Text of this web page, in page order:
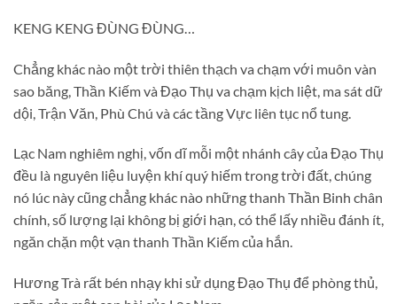
KENG KENG ĐÙNG ĐÙNG…
Chẳng khác nào một trời thiên thạch va chạm với muôn vàn
sao băng, Thần Kiếm và Đạo Thụ va chạm kịch liệt, ma sát dữ
dội, Trận Văn, Phù Chú và các tầng Vực liên tục nổ tung.
Lạc Nam nghiêm nghị, vốn dĩ mỗi một nhánh cây của Đạo Thụ
đều là nguyên liệu luyện khí quý hiếm trong trời đất, chúng
nó lúc này cũng chẳng khác nào những thanh Thần Binh chân
chính, số lượng lại không bị giới hạn, có thể lấy nhiều đánh ít,
ngăn chặn một vạn thanh Thần Kiếm của hắn.
Hương Trà rất bén nhạy khi sử dụng Đạo Thụ để phòng thủ,